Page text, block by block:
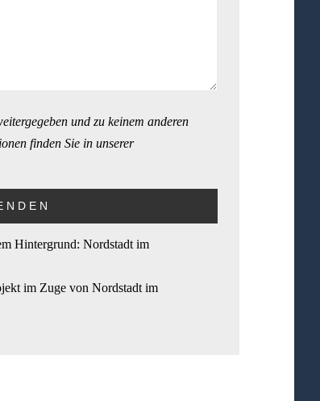
und zu keinem anderen
finden Sie in unserer
im Zuge von Nordstadt im